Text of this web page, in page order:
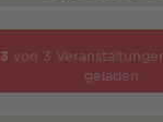
3 von 3
geladen